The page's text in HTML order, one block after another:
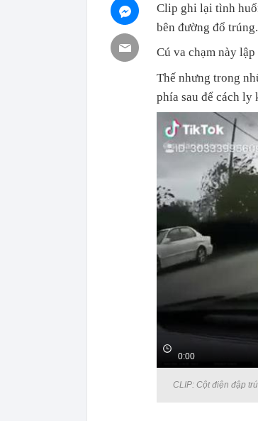
Clip ghi lại tình
bên đường đổ trúng.
Cú va chạm này
Thế nhưng trong
phía sau để cách ly
0:00
CLIP: Cột điện đập